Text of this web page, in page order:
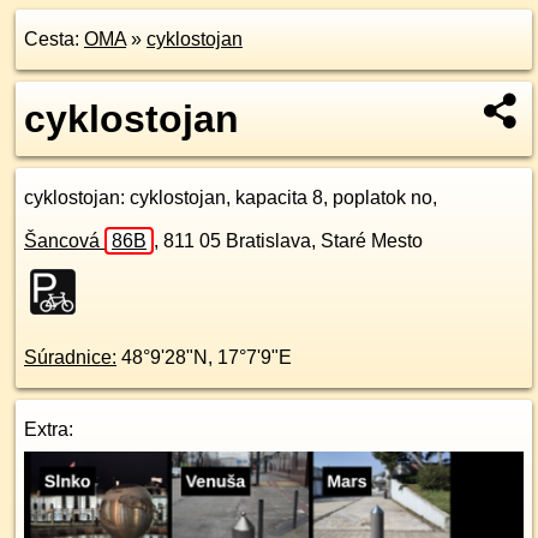
Cesta: OMA» cyklostojan
cyklostojan
cyklostojan: cyklostojan, kapacita 8, poplatok no,
Šancová 86B , 811 05 Bratislava, Staré Mesto
Súradnice: 48°9'28"N , 17°7'9"E
Extra: